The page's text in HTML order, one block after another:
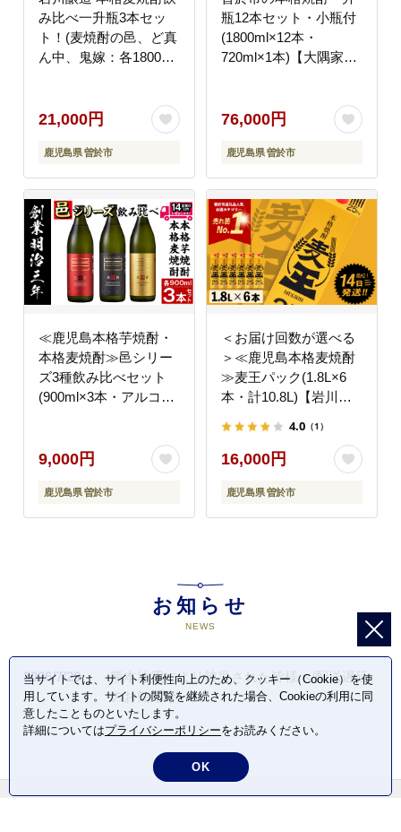
み比べ一升瓶3本セッ
ト！(麦焼酎の邑、ど真
ん中、鬼嫁：各1800ml)
21,000円
鹿児島県 曽於市
瓶12本セット・小瓶付
(1800ml×12本・
720ml×1本)【大隅家】
76,000円
鹿児島県 曽於市
≪鹿児島本格芋焼酎・
本格麦焼酎≫邑シリー
ズ3種飲み比べセット
(900ml×3本・アルコー
造】 A614
9,000円
鹿児島県 曽於市
＜お届け回数が選べる
＞≪鹿児島本格麦焼酎
≫麦王パック(1.8L×6
本・計10.8L)【岩川醸
4.0 （1）
16,000円
鹿児島県 曽於市
お知らせ
NEWS
2026/7/29
熊本地震により被災された皆様へ/配送遅延
のお知らせ
当サイトでは、サイト利便性向上のため、クッキー（Cookie）を使
用しています。サイトの閲覧を継続された場合、Cookieの利用に同
意したことものといたします。
詳細についてはプライバシーポリシーをお読みください。
OK